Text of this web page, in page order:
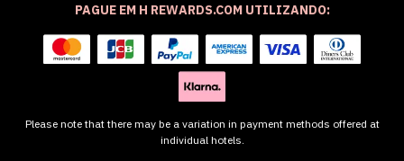
PAGUE EM H REWARDS.COM UTILIZANDO:
Please note that there may be a variation in payment methods offered at
individual hotels.